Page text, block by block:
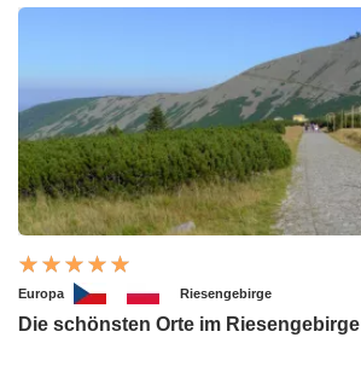
Europa Riesengebirge
Die schönsten Orte im Riesengebirge